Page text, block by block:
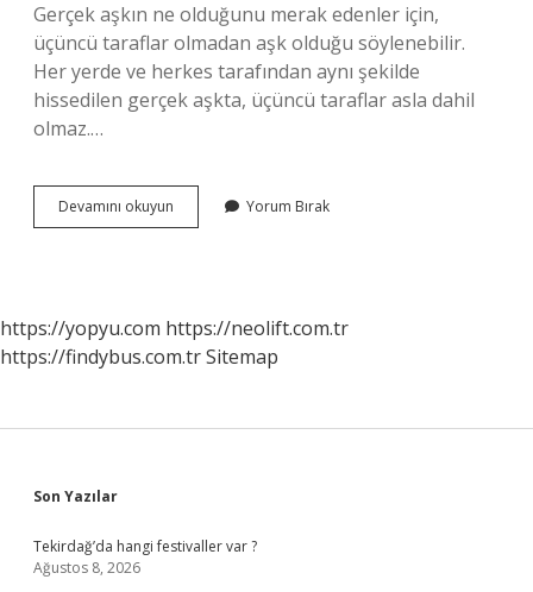
Gerçek aşkın ne olduğunu merak edenler için,
üçüncü taraflar olmadan aşk olduğu söylenebilir.
Her yerde ve herkes tarafından aynı şekilde
hissedilen gerçek aşkta, üçüncü taraflar asla dahil
olmaz.…
Devamını okuyun
Aşk
Yorum Bırak
https://yopyu.com https://neolift.com.tr
https://findybus.com.trSitemap
Sidebar
Son Yazılar
Tekirdağ’da hangi festivaller var ?
Ağustos 8, 2026